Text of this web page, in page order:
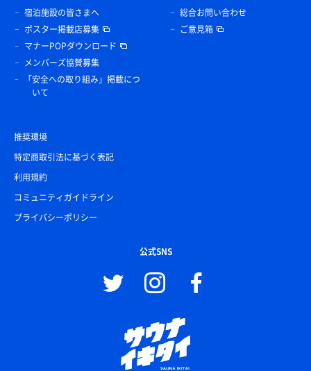
宿泊施設の皆さまへ
ポスター掲載店募集
マナーPOPダウンロード
メンバーズ協賛募集
「安全への取り組み」掲載につ
いて
総合お問い合わせ
ご意見箱
推奨環境
特定商取引法に基づく表記
利用規約
コミュニティガイドライン
プライバシーポリシー
公式SNS